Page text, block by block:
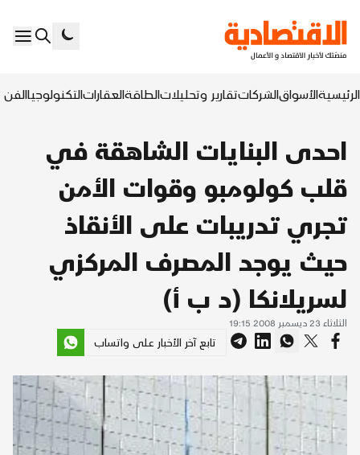
الرئيسيةالأسواقالشركاتتقارير وتحليلاتالطاقةالعقاراتالتكنولوجياالفن
احدى البنايات الشاهقة في
قلب كولومبو وقوات الأمن
تجري تدريبات على الأنقاذ
حيث يوجد المصرف المركزي
لسريلانكا (د ب أ)
الثلاثاء 23 ديسمبر 2008 19:15
تابع آخر الأخبار على واتساب